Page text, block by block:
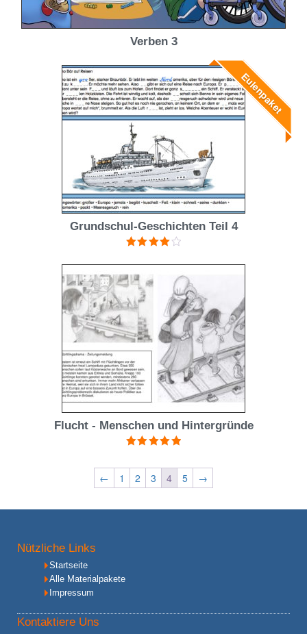
Verben 3
Eulenpaket
Grundschul-Geschichten Teil 4
mit4.00
von 5
Flucht - Menschen und Hintergründe
← 1 2 3 4 5 →
Nützliche Links
Startseite
Alle Materialpakete
Impressum
Kontaktiere Uns